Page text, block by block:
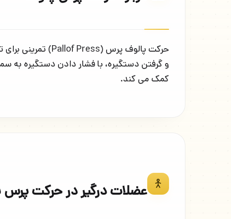
و گرفتن دستگیره، با فشار دادن دستگیره به
کمک می کند.
عضلات درگیر در حرکت پرس